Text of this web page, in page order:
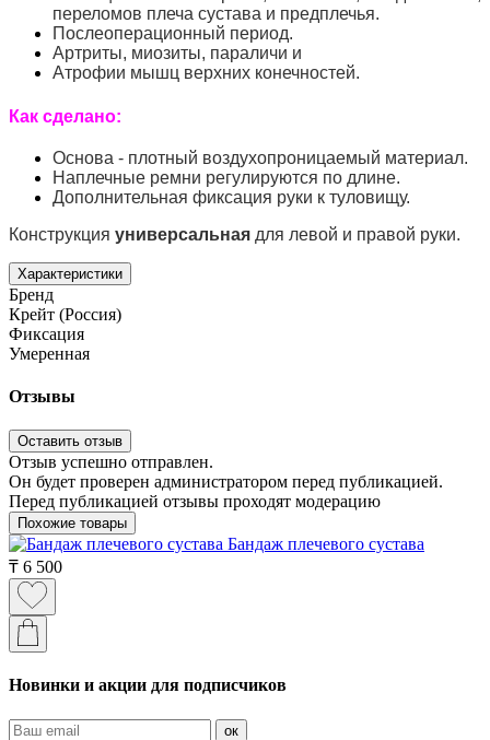
переломов плеча сустава и предплечья.
Послеоперационный период.
Артриты, миозиты, параличи и
Атрофии мышц верхних конечностей.
Как сделано:
Основа - плотный воздухопроницаемый материал.
Наплечные ремни регулируются по длине.
Дополнительная фиксация руки к туловищу.
Конструкция универсальная для левой и правой руки.
Характеристики
Бренд
Крейт (Россия)
Фиксация
Умеренная
Отзывы
Оставить отзыв
Отзыв успешно отправлен.
Он будет проверен администратором перед публикацией.
Перед публикацией отзывы проходят модерацию
Похожие товары
Бандаж плечевого сустава
₸ 6 500
Новинки и акции для подписчиков
ок